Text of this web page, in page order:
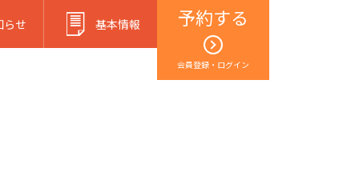
予約する
会員登録・ログイン
らせ 基本情報